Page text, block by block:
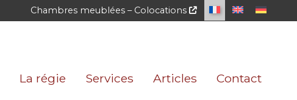
Chambres meublées – Colocations
La régie Services Articles Contact